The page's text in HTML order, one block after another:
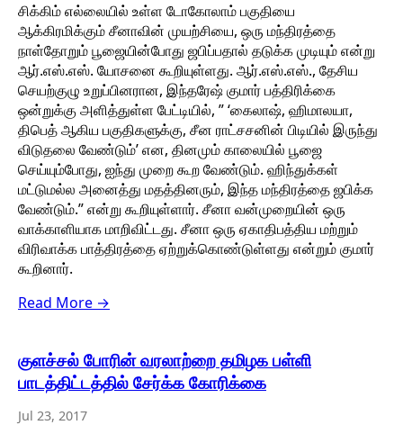
சிக்கிம் எல்லையில் உள்ள டோகோலாம் பகுதியை
ஆக்கிரமிக்கும் சீனாவின் முயற்சியை, ஒரு மந்திரத்தை
நாள்தோறும் பூஜையின்போது ஜபிப்பதால் தடுக்க முடியும் என்று
ஆர்.எஸ்.எஸ். யோசனை கூறியுள்ளது. ஆர்.எஸ்.எஸ்., தேசிய
செயற்குழு உறுப்பினரான, இந்தரேஷ் குமார் பத்திரிக்கை
ஒன்றுக்கு அளித்துள்ள பேட்டியில், ” ‘கைலாஷ், ஹிமாலயா,
திபெத் ஆகிய பகுதிகளுக்கு, சீன ராட்சசனின் பிடியில் இருந்து
விடுதலை வேண்டும்’ என, தினமும் காலையில் பூஜை
செய்யும்போது, ஐந்து முறை கூற வேண்டும். ஹிந்துக்கள்
மட்டுமல்ல அனைத்து மதத்தினரும், இந்த மந்திரத்தை ஜபிக்க
வேண்டும்.” என்று கூறியுள்ளார். சீனா வன்முறையின் ஒரு
வாக்காளியாக மாறிவிட்டது. சீனா ஒரு ஏகாதிபத்திய மற்றும்
விரிவாக்க பாத்திரத்தை ஏற்றுக்கொண்டுள்ளது என்றும் குமார்
கூறினார்.
Read More →
குளச்சல் போரின் வரலாற்றை தமிழக பள்ளி
பாடத்திட்டத்தில் சேர்க்க கோரிக்கை
Jul 23, 2017